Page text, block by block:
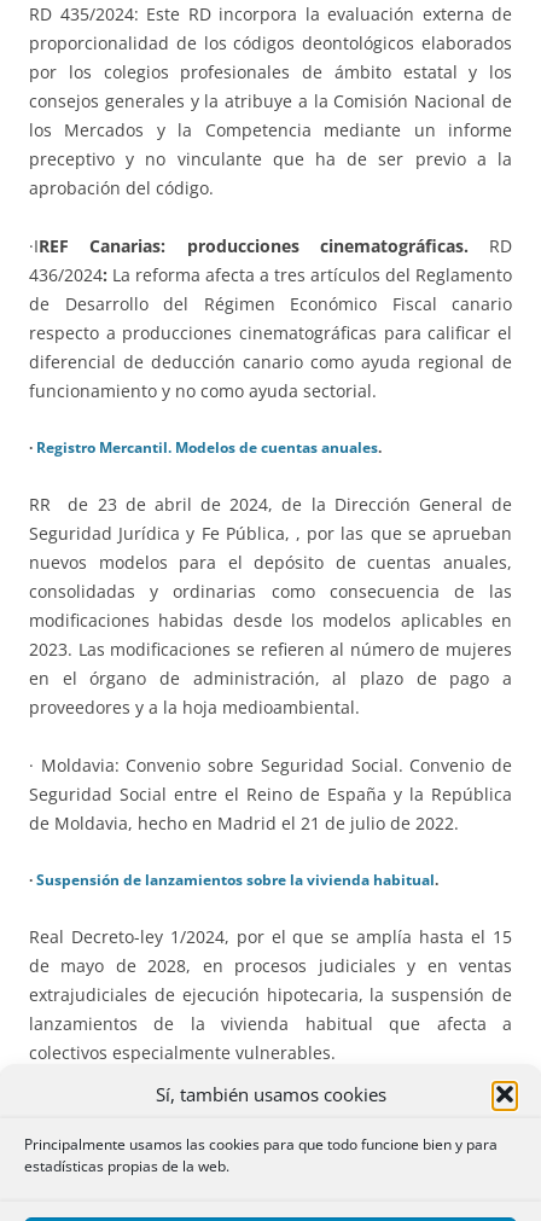
Sí, también usamos cookies
Principalmente usamos las cookies para que todo funcione bien y para
estadísticas propias de la web.
RD 435/2024: Este RD incorpora la evaluación externa de
proporcionalidad de los códigos deontológicos elaborados
por los colegios profesionales de ámbito estatal y los
consejos generales y la atribuye a la Comisión Nacional de
los Mercados y la Competencia mediante un informe
preceptivo y no vinculante que ha de ser previo a la
aprobación del código.
·IREF Canarias: producciones cinematográficas. RD
436/2024: La reforma afecta a tres artículos del Reglamento
de Desarrollo del Régimen Económico Fiscal canario
respecto a producciones cinematográficas para calificar el
diferencial de deducción canario como ayuda regional de
funcionamiento y no como ayuda sectorial.
· Registro Mercantil. Modelos de cuentas anuales.
RR de 23 de abril de 2024, de la Dirección General de
Seguridad Jurídica y Fe Pública, , por las que se aprueban
nuevos modelos para el depósito de cuentas anuales,
consolidadas y ordinarias como consecuencia de las
modificaciones habidas desde los modelos aplicables en
2023. Las modificaciones se refieren al número de mujeres
en el órgano de administración, al plazo de pago a
proveedores y a la hoja medioambiental.
· Moldavia: Convenio sobre Seguridad Social. Convenio de
Seguridad Social entre el Reino de España y la República
de Moldavia, hecho en Madrid el 21 de julio de 2022.
·Suspensión de lanzamientos sobre la vivienda habitual.
Real Decreto-ley 1/2024, por el que se amplía hasta el 15
de mayo de 2028, en procesos judiciales y en ventas
extrajudiciales de ejecución hipotecaria, la suspensión de
lanzamientos de la vivienda habitual que afecta a
colectivos especialmente vulnerables.
Servicio Postal Universal
Reglamento. RD, por el que se aprueba el Reglamento de